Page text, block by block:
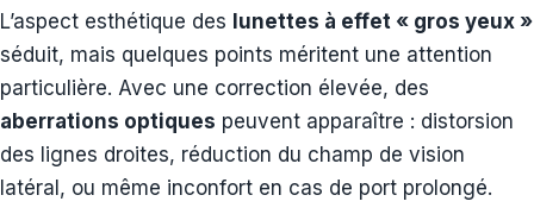
L’aspect esthétique des lunettes à effet « gros yeux »
séduit, mais quelques points méritent une attention
particulière. Avec une correction élevée, des
aberrations optiques peuvent apparaître : distorsion
des lignes droites, réduction du champ de vision
latéral, ou même inconfort en cas de port prolongé.